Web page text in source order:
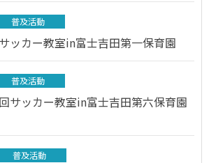
普及活動
ッカー教室in富士吉田第一保育園
普及活動
サッカー教室in富士吉田第六保育園
普及活動